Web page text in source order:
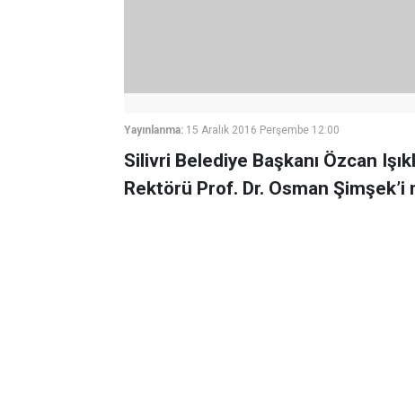
Yayınlanma: 15 Aralık 2016 Perşembe 12:00
Silivri Belediye Başkanı Özcan
Rektörü Prof. Dr. Osman